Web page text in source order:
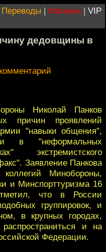
Переводы | Магазин | VIP
дедовщины в
Николай Панков
причин проявлений
"навыки общения",
в "неформальных
экстремистского
Заявление Панкова
Минобороны,
и Минспорттуризма 16
что в России
группировок, и
в крупных городах,
и на
Федерации.